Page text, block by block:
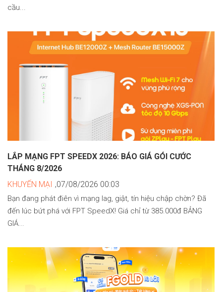
cầu...
LẮP MẠNG FPT SPEEDX 2026: BÁO GIÁ GÓI CƯỚC
THÁNG 8/2026
KHUYẾN MẠI ,07/08/2026 00:03
Bạn đang phát điên vì mạng lag, giật, tín hiệu chập chờn? Đã
đến lúc bứt phá với FPT SpeedX! Giá chỉ từ 385.000đ BẢNG
GIÁ...